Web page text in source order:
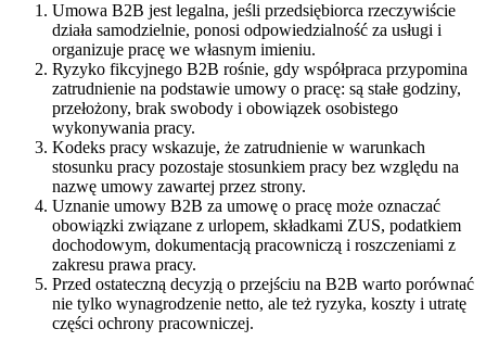
Umowa B2B jest legalna, jeśli przedsiębiorca rzeczywiście
działa samodzielnie, ponosi odpowiedzialność za usługi i
organizuje pracę we własnym imieniu.
Ryzyko fikcyjnego B2B rośnie, gdy współpraca przypomina
zatrudnienie na podstawie umowy o pracę: są stałe godziny,
przełożony, brak swobody i obowiązek osobistego
wykonywania pracy.
Kodeks pracy wskazuje, że zatrudnienie w warunkach
stosunku pracy pozostaje stosunkiem pracy bez względu na
nazwę umowy zawartej przez strony.
Uznanie umowy B2B za umowę o pracę może oznaczać
obowiązki związane z urlopem, składkami ZUS, podatkiem
dochodowym, dokumentacją pracowniczą i roszczeniami z
zakresu prawa pracy.
Przed ostateczną decyzją o przejściu na B2B warto porównać
nie tylko wynagrodzenie netto, ale też ryzyka, koszty i utratę
części ochrony pracowniczej.